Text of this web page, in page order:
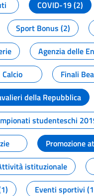
COVID-19 (2)
Sport Bonus (2)
Agenzia delle
Calcio Finali
della Repubblica
studenteschi
Promozione
istituzionale
Eventi sportivi